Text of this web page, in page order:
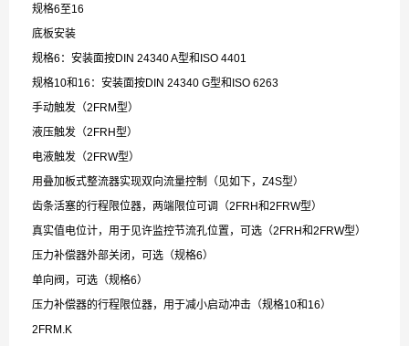
规格6至16
底板安装
规格6：安装面按DIN 24340 A型和ISO 4401
规格10和16：安装面按DIN 24340 G型和ISO 6263
手动触发（2FRM型）
液压触发（2FRH型）
电液触发（2FRW型）
用叠加板式整流器实现双向流量控制（见如下，Z4S型）
齿条活塞的行程限位器，两端限位可调（2FRH和2FRW型）
真实值电位计，用于见许监控节流孔位置，可选（2FRH和2FRW型）
压力补偿器外部关闭，可选（规格6）
单向阀，可选（规格6）
压力补偿器的行程限位器，用于减小启动冲击（规格10和16）
2FRM.K